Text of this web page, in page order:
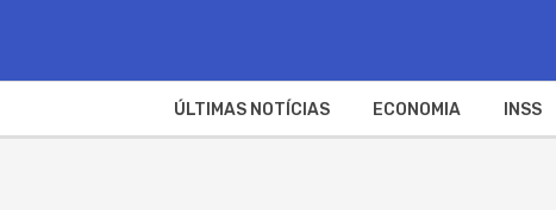
ÚLTIMAS NOTÍCIAS ECONOMIA INSS